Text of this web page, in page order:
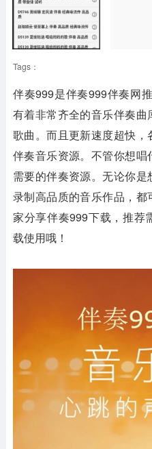
Tags：
伴奏999是伴奏999伴奏网
有着非常齐全的音乐伴奏
歌曲。而且更新速度超快
伴奏音乐资源。不管你想
需要的伴奏资源。无论你
录制高品质的音乐作品，
家分享伴奏999下载，推荐
载使用哦！